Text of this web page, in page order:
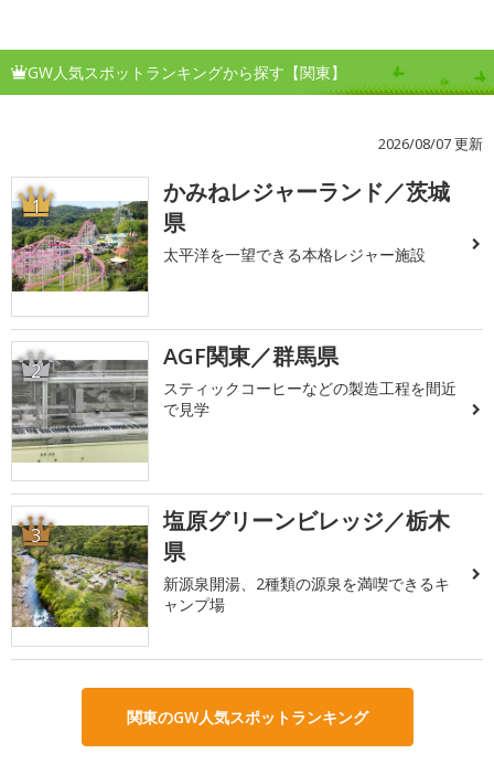
GW人気スポットランキングから探す【関東】
2026/08/07 更新
1
かみねレジャーランド／茨城
県
太平洋を一望できる本格レジャー施設
2 AGF関東／群馬県
スティックコーヒーなどの製造工程を間近
で見学
3
塩原グリーンビレッジ／栃木
県
新源泉開湯、2種類の源泉を満喫できるキ
ャンプ場
関東のGW人気スポットランキング